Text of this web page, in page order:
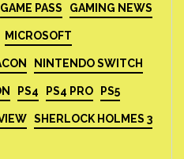
GAME PASS GAMING NEWS
MICROSOFT
NINTENDO SWITCH
PS4 PS4 PRO PS5
SHERLOCK HOLMES 3